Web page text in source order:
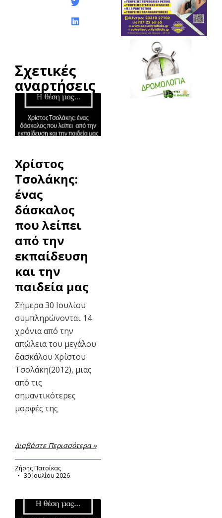
Σχετικές
αναρτήσεις
Χρίστος
Τσολάκης:
ένας
δάσκαλος
που λείπει
από την
εκπαίδευση
και την
παιδεία μας
Σήμερα 30 Ιουλίου
συμπληρώνονται 14
χρόνια από την
απώλεια του μεγάλου
δασκάλου Χρίστου
Τσολάκη(2012), μιας
από τις
σημαντικότερες
μορφές της
Διαβάστε Περισσότερα »
Ζήσης Πατσίκας
30 Ιουλίου 2026